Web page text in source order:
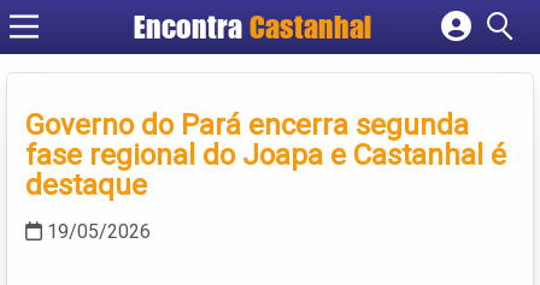
EncontraCastanhal
Cadastrar empresa
Criar conta
Governo do Pará encerra segunda
fase regional do Joapa e Castanhal é
destaque
19/05/2026